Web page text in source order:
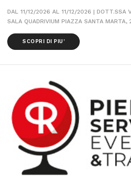
DAL 11/12/2026 AL 11/12/2026 | DOTT.SSA
SALA QUADRIVIUM PIAZZA SANTA MARTA,
SCOPRI DI PIU’